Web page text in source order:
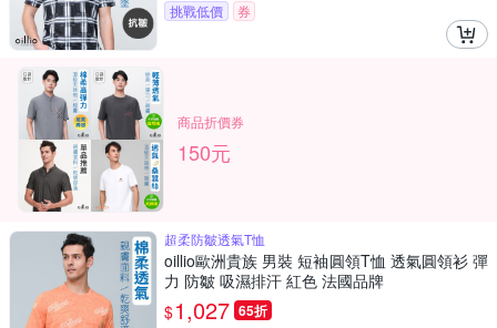
挑戰低價 券
商品折價券
150元
超柔防皺透氣T恤
oillio歐洲貴族 男裝 短袖圓領T恤 透氣圓領衫 彈
力 防皺 吸濕排汗 紅色 法國品牌
$1,027 65折